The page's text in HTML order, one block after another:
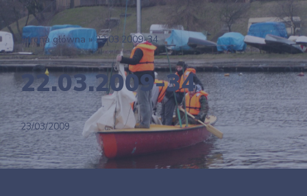
Strona główna » 22.03.2009-34
22.03.2009-34
23/03/2009